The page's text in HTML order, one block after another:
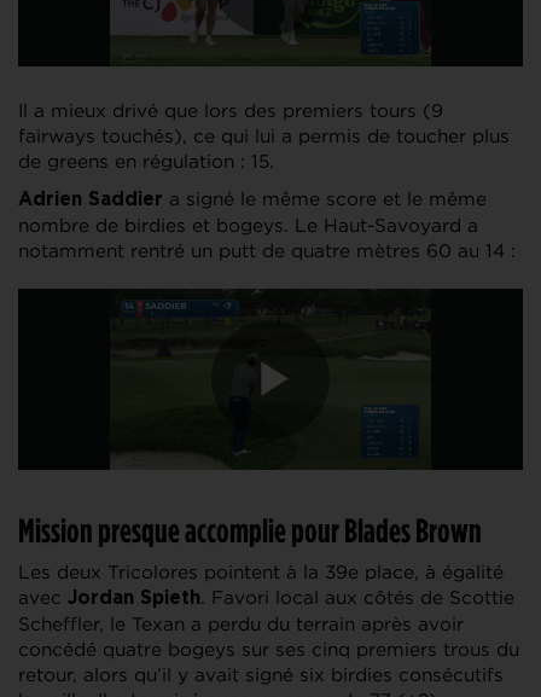
Il a mieux drivé que lors des premiers tours (9
fairways touchés), ce qui lui a permis de toucher plus
de greens en régulation : 15.
Adrien Saddier a signé le même score et le même
nombre de birdies et bogeys. Le Haut-Savoyard a
notamment rentré un putt de quatre mètres 60 au 14 :
Mission presque accomplie pour Blades Brown
Les deux Tricolores pointent à la 39e place, à égalité
avec Jordan Spieth. Favori local aux côtés de Scottie
Scheffler, le Texan a perdu du terrain après avoir
concédé quatre bogeys sur ses cinq premiers trous du
retour, alors qu’il y avait signé six birdies consécutifs